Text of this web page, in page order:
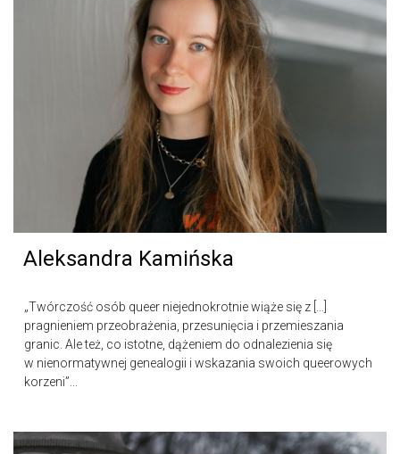
Aleksandra Kamińska
„Twórczość osób queer niejednokrotnie wiąże się z […]
pragnieniem przeobrażenia, przesunięcia i przemieszania
granic. Ale też, co istotne, dążeniem do odnalezienia się
w nienormatywnej genealogii i wskazania swoich queerowych
korzeni”...